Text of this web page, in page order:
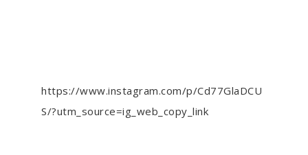
https://www.instagram.com/p/Cd77GlaDCU
S/?utm_source=ig_web_copy_link